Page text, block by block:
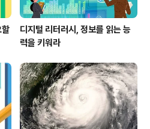
디지털 리터러시, 정보를 읽는 능
력을 키워라